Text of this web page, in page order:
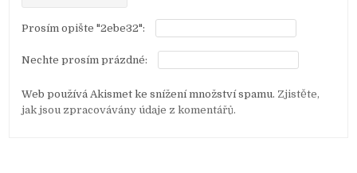
Prosím opište "2ebe32":
Nechte prosím prázdné:
Web používá Akismet ke snížení množství spamu. Zjistěte,
jak jsou zpracovávány údaje z komentářů.